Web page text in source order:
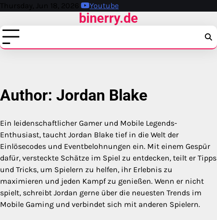
Skip
content
Thursday, Jun 18, 2026 Youtube
binerry.de
Author: Jordan Blake
Ein leidenschaftlicher Gamer und Mobile Legends-
Enthusiast, taucht Jordan Blake tief in die Welt der
Einlösecodes und Eventbelohnungen ein. Mit einem Gespür
dafür, versteckte Schätze im Spiel zu entdecken, teilt er Tipps
und Tricks, um Spielern zu helfen, ihr Erlebnis zu
maximieren und jeden Kampf zu genießen. Wenn er nicht
spielt, schreibt Jordan gerne über die neuesten Trends im
Mobile Gaming und verbindet sich mit anderen Spielern.